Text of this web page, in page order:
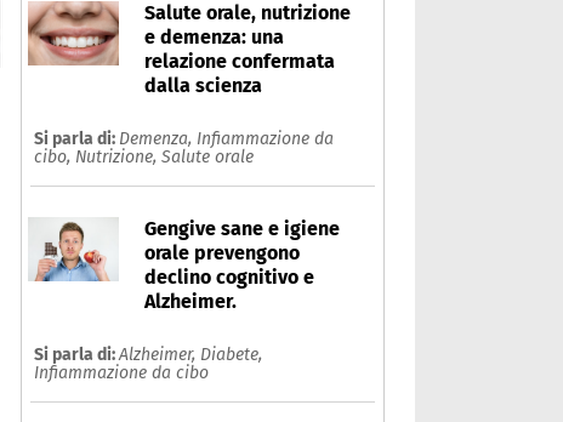
Salute orale, nutrizione
e demenza: una
relazione confermata
dalla scienza
Si parla di: Demenza, Infiammazione da
cibo, Nutrizione, Salute orale
Gengive sane e igiene
orale prevengono
declino cognitivo e
Alzheimer.
Si parla di:Alzheimer, Diabete,
Infiammazione da cibo